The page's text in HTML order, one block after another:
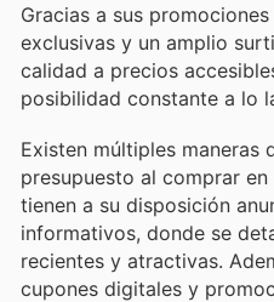
Gracias a sus
exclusivas y un amplio
calidad a precios
posibilidad constante a lo
Existen múltiples maneras
presupuesto al comprar
tienen a su disposición
informativos, donde se
recientes y atractivas.
cupones digitales y